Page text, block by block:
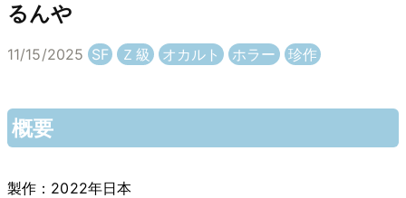
るんや
11/15/2025 SF Ｚ級 オカルト ホラー 珍作
概要
製作：2022年日本